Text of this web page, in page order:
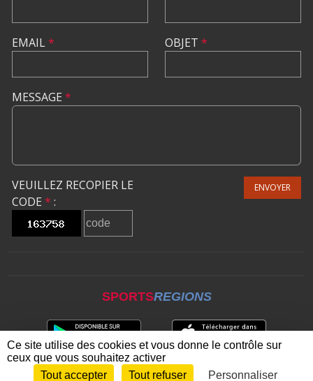
EMAIL* OBJET *
MESSAGE *
VEUILLEZ RECOPIER LE
CODE * :
ENVOYER
SPORTSREGIONS
Envie de participer ? CONNEXION
Ce site utilise des cookies et vous donne le contrôle sur
ceux que vous souhaitez activer
Tout accepter
Tout refuser Personnaliser